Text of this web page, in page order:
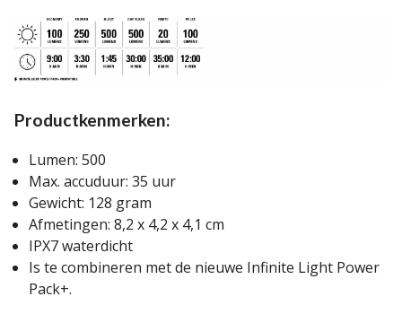
Productkenmerken:
Lumen: 500
Max. accuduur: 35 uur
Gewicht: 128 gram
Afmetingen: 8,2 x 4,2 x 4,1 cm
IPX7 waterdicht
Is te combineren met de nieuwe Infinite Light Power
Pack+.